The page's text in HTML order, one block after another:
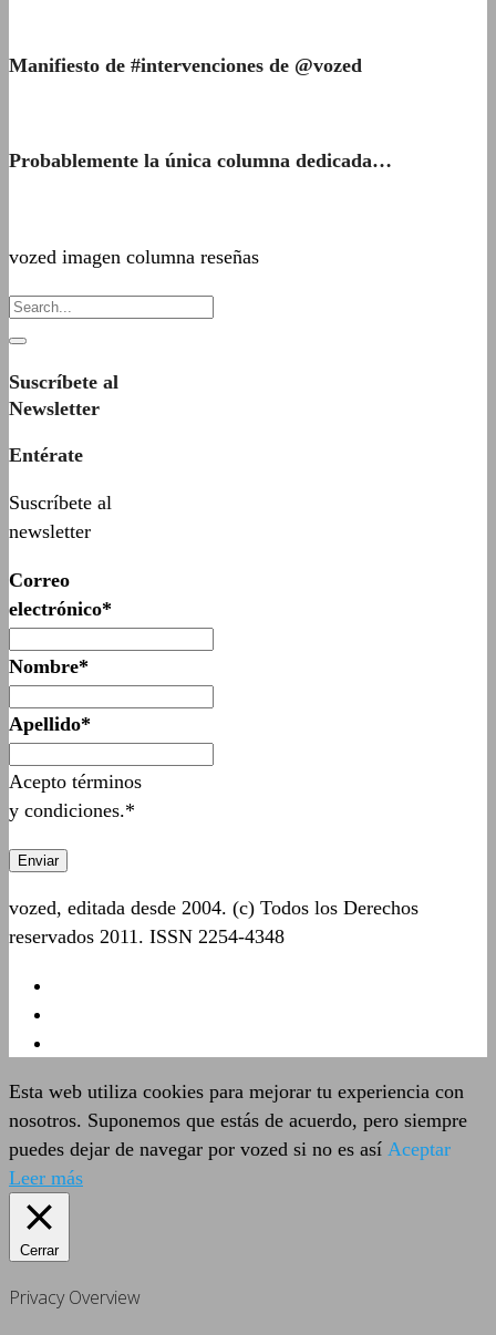
Manifiesto de #intervenciones de @vozed
Probablemente la única columna dedicada…
vozed imagen columna reseñas
Suscríbete al
Newsletter
Entérate
Suscríbete al
newsletter
Correo
electrónico*
Nombre*
Apellido*
Acepto términos
y condiciones.*
vozed, editada desde 2004. (c) Todos los Derechos
reservados 2011. ISSN 2254-4348
Esta web utiliza cookies para mejorar tu experiencia con
nosotros. Suponemos que estás de acuerdo, pero siempre
puedes dejar de navegar por vozed si no es así Aceptar
Leer más
Cerrar
Privacy Overview